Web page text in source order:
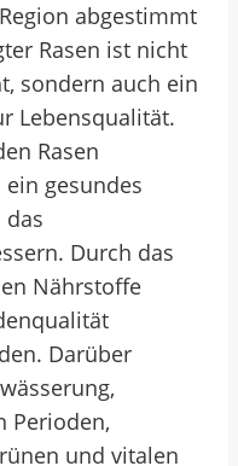
abgestimmt
Rasen ist nicht
sondern auch ein
Lebensqualität.
Rasen
gesundes
Durch das
Nährstoffe
Darüber
Perioden,
und vitalen